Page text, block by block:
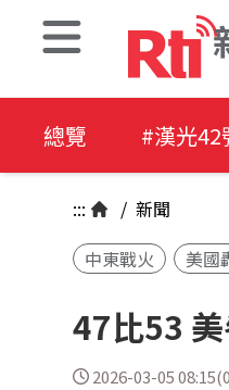
總覽 #漢光42
::: / 新聞
中東戰火
美國
47比53
2026-03-05